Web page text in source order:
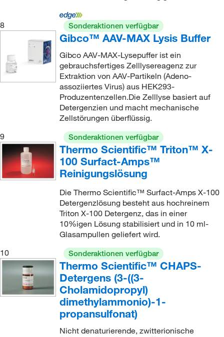
8 Sonderaktionen verfügbar
Gibco™ AAV-MAX Lysis Buffer
Gibco AAV-MAX-Lysepuffer ist ein
gebrauchsfertiges Zelllysereagenz zur
Extraktion von AAV-Partikeln (Adeno-
assoziiertes Virus) aus HEK293-
Produzentenzellen.Die Zelllyse basiert auf
Detergenzien und macht mechanische
Zellstörungen überflüssig.
9
Sonderaktionen verfügbar
Thermo Scientific™ Triton™ X-
100 Surfact-Amps™
Reinigungslösung
Die Thermo Scientific™ Surfact-Amps X-100
Detergenzlösung besteht aus hochreinem
Triton X-100 Detergenz, das in einer
10%igen Lösung stabilisiert und in 10 ml-
Glasampullen geliefert wird.
10
Sonderaktionen verfügbar
Thermo Scientific™ CHAPS-
Detergens (3-((3-
Cholamidopropyl)
dimethylammonio)-1-
propansulfonat)
Nicht denaturierende, zwitterionische